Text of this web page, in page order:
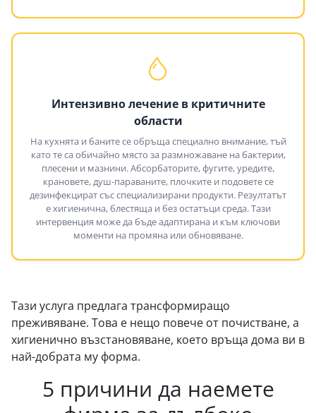
Интензивно лечение в критичните
области
На кухнята и баните се обръща специално внимание, тъй
като те са обичайно място за размножаване на бактерии,
плесени и мазнини. Абсорбаторите, фугите, уредите,
крановете, душ-параваните, плочките и подовете се
дезинфекцират със специализирани продукти. Резултатът
е хигиенична, блестяща и без остатъци среда. Тази
интервенция може да бъде адаптирана и към ключови
моменти на промяна или обновяване.
Тази услуга предлага трансформиращо
преживяване. Това е нещо повече от почистване, а
хигиенично възстановяване, което връща дома ви в
най-добрата му форма.
5 причини да наемете